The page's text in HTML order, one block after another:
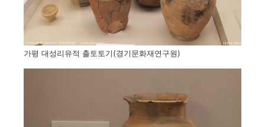
가평 대성리유적 출토토기(경기문화재연구원)